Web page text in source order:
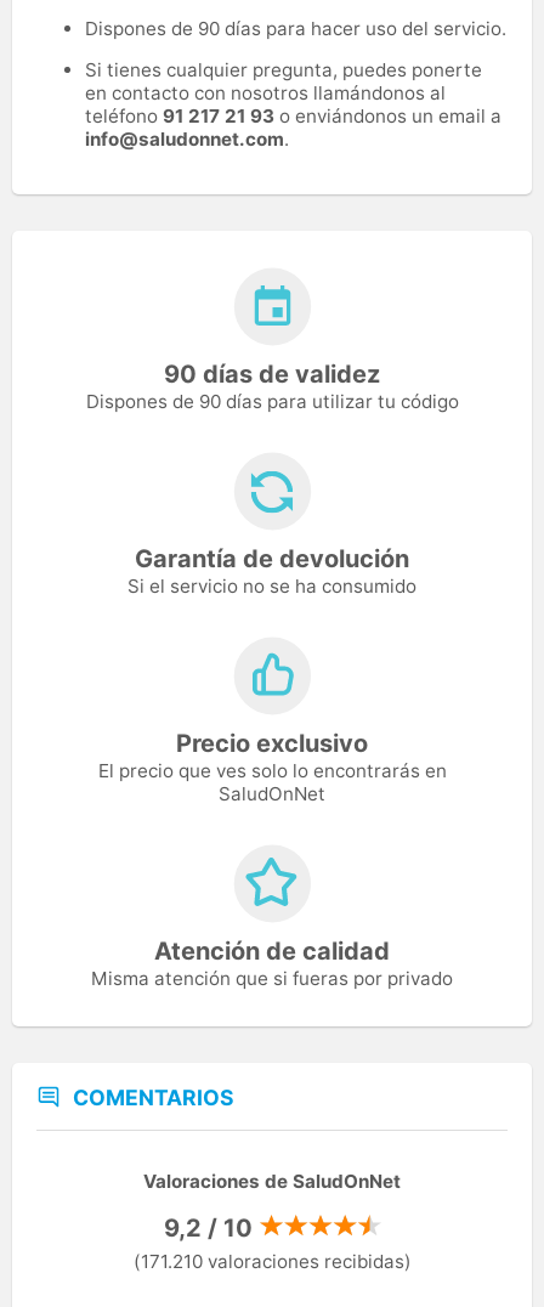
Dispones de 90 días para hacer uso del servicio.
Si tienes cualquier pregunta, puedes ponerte
en contacto con nosotros llamándonos al
teléfono 91 217 21 93 o enviándonos un email a
info@saludonnet.com.
90 días de validez
Dispones de 90 días para utilizar tu código
Garantía de devolución
Si el servicio no se ha consumido
Precio exclusivo
El precio que ves solo lo encontrarás en
SaludOnNet
Atención de calidad
Misma atención que si fueras por privado
COMENTARIOS
Valoraciones de SaludOnNet
9,2 / 10
(171.210 valoraciones recibidas)